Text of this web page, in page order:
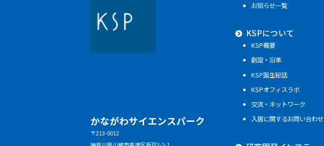
かながわサイエンスパーク
〒213-0012
お知らせ一覧
KSPについて
KSP概要
創設・沿革
KSP誕生秘話
KSPオフィスラボ
交流・ネットワーク
入居に関するお問い合わせ